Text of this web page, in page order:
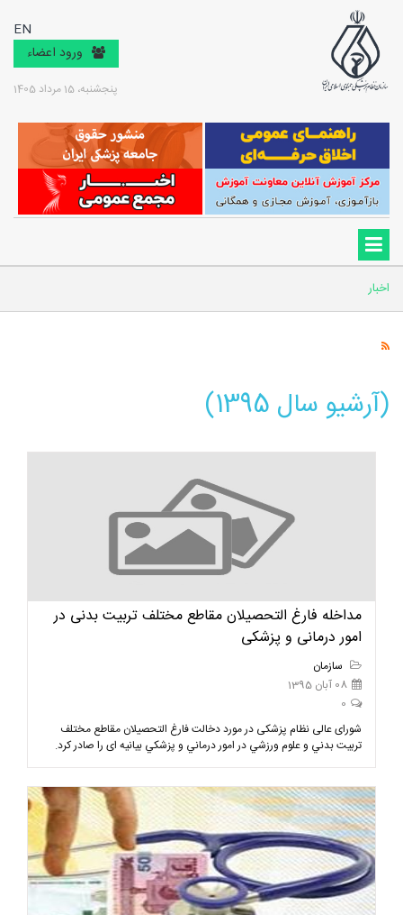
EN
ورود اعضاء
پنجشنبه، 15 مرداد 1405
اخبار
(آرشیو سال 1395)
مداخله فارغ التحصیلان مقاطع مختلف تربیت بدنی در
امور درمانی و پزشکی
سازمان
08 آبان 1395
0
شورای عالی نظام پزشکی در مورد دخالت فارغ التحصيلان مقاطع مختلف
تربيت بدني و علوم ورزشي در امور درماني و پزشكي بیانیه ای را صادر کرد.